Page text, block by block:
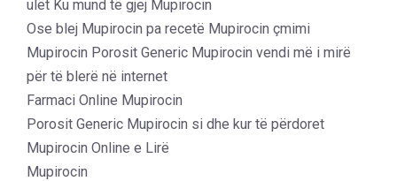
ulët Ku mund të gjej Mupirocin
Ose blej Mupirocin pa recetë Mupirocin çmimi
Mupirocin Porosit Generic Mupirocin vendi më i mirë
për të blerë në internet
Farmaci Online Mupirocin
Porosit Generic Mupirocin si dhe kur të përdoret
Mupirocin Online e Lirë
Mupirocin